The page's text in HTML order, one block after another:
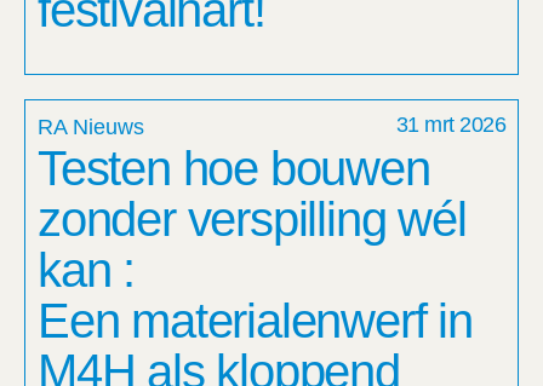
RA Nieuws 31 mrt 2026
Testen hoe bouwen
zonder verspilling wél
kan :
Een materialenwerf in
M4H als kloppend